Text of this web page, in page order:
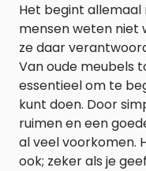
Het begint
mensen weten niet
ze daar
Van oude meubels
essentieel om te
kunt doen. Door
ruimen en een
al veel voorkomen.
ook; zeker als je